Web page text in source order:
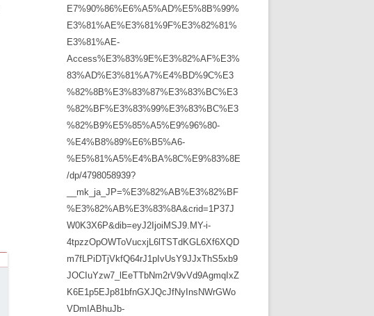
E7%90%86%E6%A5%AD%E5%8B%99%
E3%81%AE%E3%81%9F%E3%82%81%
E3%81%AE-
Access%E3%83%9E%E3%82%AF%E3%
83%AD%E3%81%A7%E4%BD%9C%E3
%82%8B%E3%83%87%E3%83%BC%E3
%82%BF%E3%83%99%E3%83%BC%E3
%82%B9%E5%85%A5%E9%96%80-
%E4%B8%89%E6%B5%A6-
%E5%81%A5%E4%BA%8C%E9%83%8E
/dp/4798058939?
__mk_ja_JP=%E3%82%AB%E3%82%BF
%E3%82%AB%E3%83%8A&crid=1P37J
W0K3X6P&dib=eyJ2IjoiMSJ9.MY-i-
4tpzzOpOWToVucxjL6lTSTdKGL6Xf6XQD
m7fLPiDTjVkfQ64rJ1pIvUsY9JJxThS5xb9
JOCIuYzw7_lEeTTbNm2rV9vVd9AgmqIxZ
K6E1p5EJp81bfnGXJQcJfNyInsNWrGWo
VDmIABhuJb-